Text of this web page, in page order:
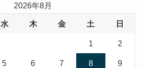
2026年8月
水 木 金 土 日
1 2
5 6 7 8 9